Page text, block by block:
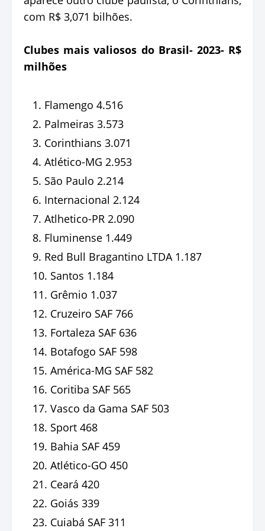
com R$ 3,071 bilhões.
Clubes mais valiosos do Brasil- 2023- R$
milhões
Flamengo 4.516
Palmeiras 3.573
Corinthians 3.071
Atlético-MG 2.953
São Paulo 2.214
Internacional 2.124
Atlhetico-PR 2.090
Fluminense 1.449
Red Bull Bragantino LTDA 1.187
Santos 1.184
Grêmio 1.037
Cruzeiro SAF 766
Fortaleza SAF 636
Botafogo SAF 598
América-MG SAF 582
Coritiba SAF 565
Vasco da Gama SAF 503
Sport 468
Bahia SAF 459
Atlético-GO 450
Ceará 420
Goiás 339
Cuiabá SAF 311